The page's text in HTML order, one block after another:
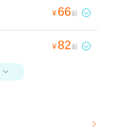
¥ 66起 
¥ 82 起 

